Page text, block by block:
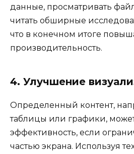
данные, просматривать
читать обширные
что в конечном итоге
производительность.
4. Улучшение
Определенный контент,
таблицы или графики,
эффективность, если
частью экрана. Используя